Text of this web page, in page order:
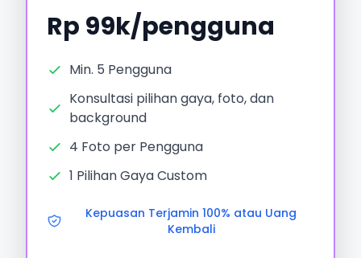
Rp 99k/pengguna
Min. 5 Pengguna
Konsultasi pilihan gaya, foto, dan
background
4 Foto per Pengguna
1 Pilihan Gaya Custom
Kepuasan Terjamin 100% atau Uang
Kembali